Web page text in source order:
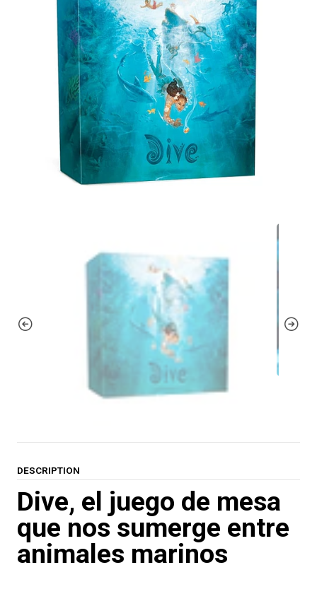
DESCRIPTION
Dive, el juego de mesa
que nos sumerge entre
animales marinos